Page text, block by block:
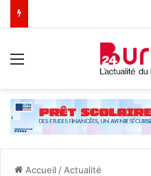
Accueil / Actualité